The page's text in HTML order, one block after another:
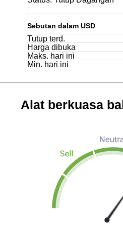
Sebutan dalam USD
Tutup terd.
Harga dibuka
Maks. hari ini
Min. hari ini
Alat berkuasa